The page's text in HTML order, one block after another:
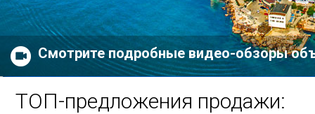
Смотрите подробные видео-обзоры
ТОП-предложения продажи: